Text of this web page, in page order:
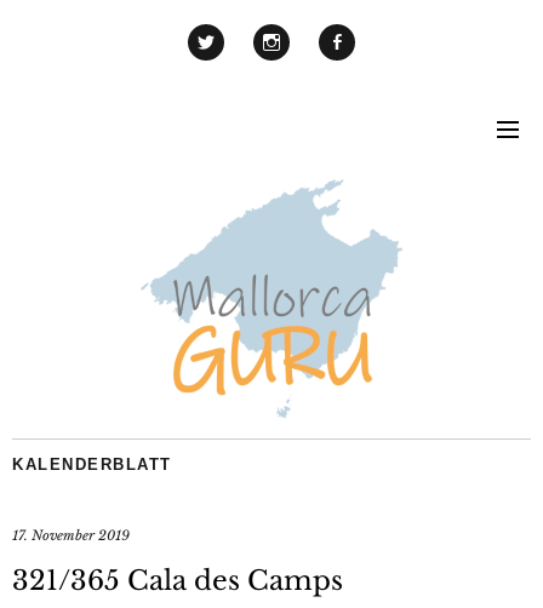
KALENDERBLATT
17. November 2019
321/365 Cala des Camps